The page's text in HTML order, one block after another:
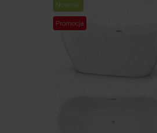
Nowość
Promocja